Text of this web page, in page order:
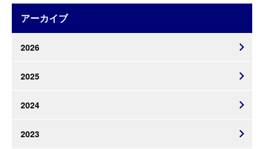
アーカイブ
2026
2025
2024
2023